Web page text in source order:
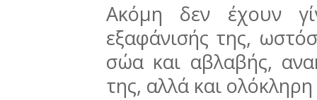
Ακόμη δεν έχουν
εξαφάνισής της,
σώα και αβλαβής,
της, αλλά και